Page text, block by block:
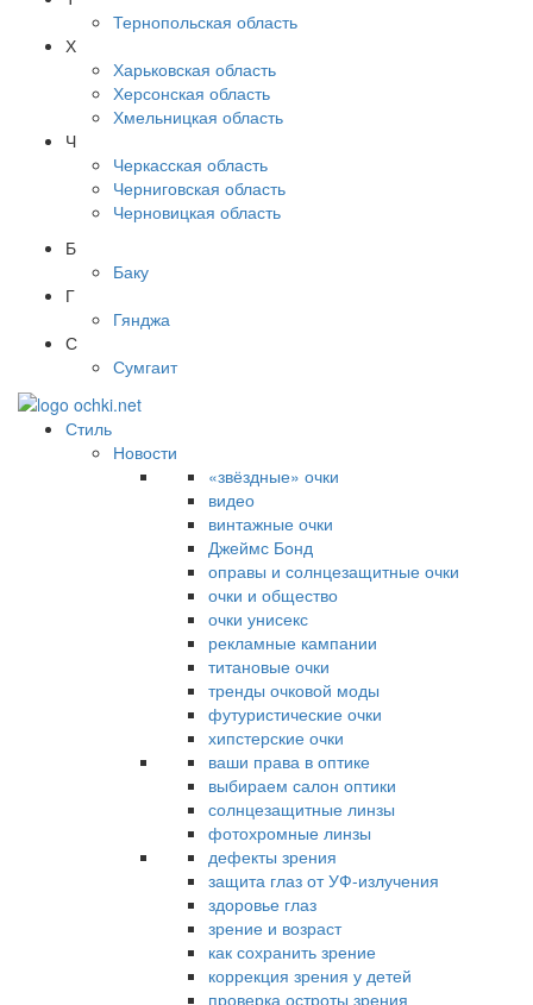
Тернопольская область
Х
Харьковская область
Херсонская область
Хмельницкая область
Ч
Черкасская область
Черниговская область
Черновицкая область
Б
Баку
Г
Гянджа
С
Сумгаит
Стиль
Новости
«звёздные» очки
видео
винтажные очки
Джеймс Бонд
оправы и солнцезащитные очки
очки и общество
очки унисекс
рекламные кампании
титановые очки
тренды очковой моды
футуристические очки
хипстерские очки
ваши права в оптике
выбираем салон оптики
солнцезащитные линзы
фотохромные линзы
дефекты зрения
защита глаз от УФ-излучения
здоровье глаз
зрение и возраст
как сохранить зрение
коррекция зрения у детей
проверка остроты зрения